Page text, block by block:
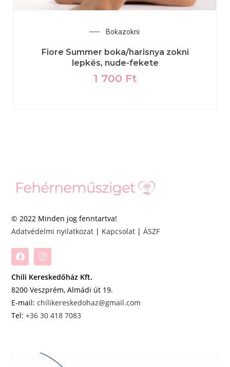
Bokazokni
Fiore Summer boka/harisnya zokni
lepkés, nude-fekete
1 700 Ft
© 2022 Minden jog fenntartva!
Adatvédelmi nyilatkozat | Kapcsolat |ÁSZF
Chili Kereskedőház Kft.
8200 Veszprém, Almádi út 19.
E-mail:chilikereskedohaz@gmail.com
Tel:+36 30 418 7083